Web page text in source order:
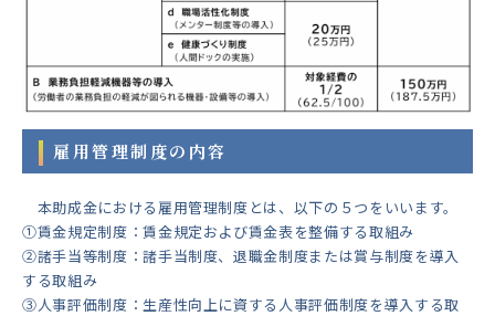
雇用管理制度の内容
本助成金における雇用管理制度とは、以下の５つをいいます。
①賃金規定制度：賃金規定および賃金表を整備する取組み
②諸手当等制度：諸手当制度、退職金制度または賞与制度を導入
する取組み
③人事評価制度：生産性向上に資する人事評価制度を導入する取